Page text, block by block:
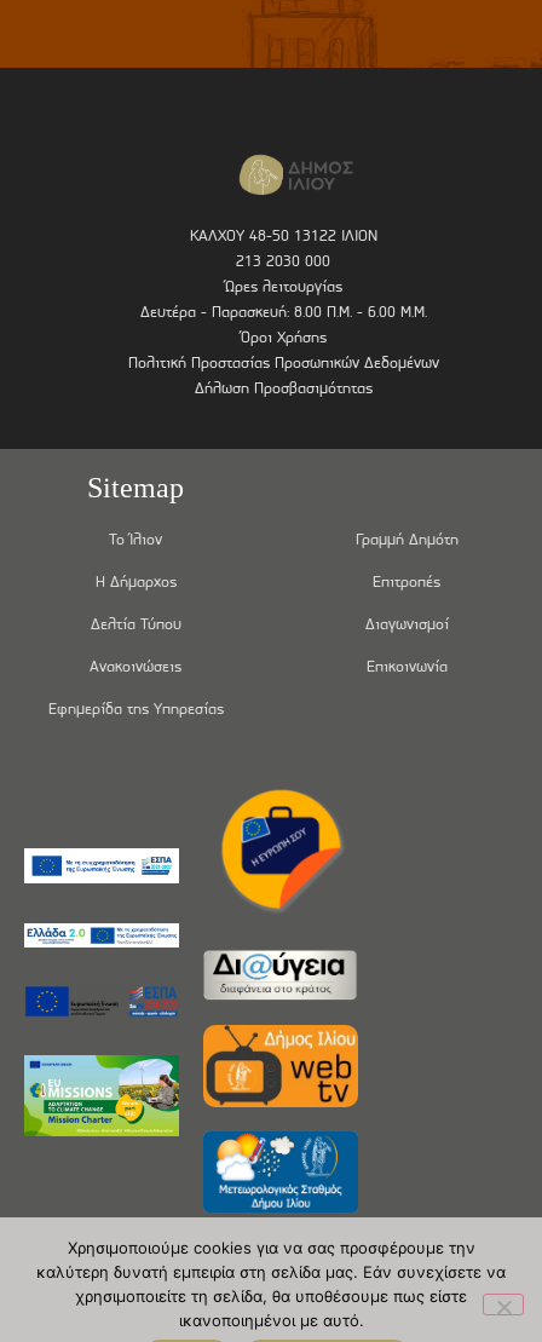
ΚΑΛΧΟΥ 48-50 13122 ΙΛΙΟΝ
213 2030 000
Ώρες λειτουργίας
Δευτέρα - Παρασκευή: 8.00 Π.Μ. - 6.00 Μ.Μ.
Όροι Χρήσης
Πολιτική Προστασίας Προσωπικών Δεδομένων
Δήλωση Προσβασιμότητας
Sitemap
Το Ίλιον
Η Δήμαρχος
Δελτία Τύπου
Ανακοινώσεις
Εφημερίδα της Υπηρεσίας
Γραμμή Δημότη
Επιτροπές
Διαγωνισμοί
Επικοινωνία
Copyright 2020 © Δήμος Ιλίου
Χρησιμοποιούμε cookies για να σας προσφέρουμε την
καλύτερη δυνατή εμπειρία στη σελίδα μας. Εάν συνεχίσετε να
χρησιμοποιείτε τη σελίδα, θα υποθέσουμε πως είστε
ικανοποιημένοι με αυτό.